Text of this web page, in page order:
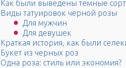
Как были выведены темные
Виды татуировок черной розы
Для мужчин
Для девушек
Краткая история, как были
Букет из черных роз
Одна роза: стиль или экономия?